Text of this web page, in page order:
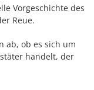
Vorgeschichte des
Reue.
ab, ob es sich um
handelt, der